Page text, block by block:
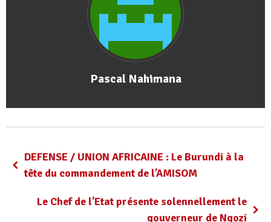
Pascal Nahimana
DEFENSE / UNION AFRICAINE : Le Burundi à la
tête du commandement de l’AMISOM
Le Chef de l’Etat présente solennellement le
gouverneur de Ngozi